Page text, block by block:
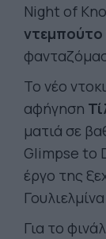
Night of
ντεμπούτο
Το νέο
αφήγηση
ματιά σε
Glimpse to
έργο της
Για το